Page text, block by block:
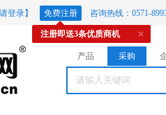
请登录】 免费注册 咨询热线：0571-
注册即送3条优质商机
产品 采购